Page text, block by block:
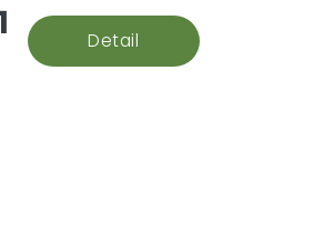
Detail